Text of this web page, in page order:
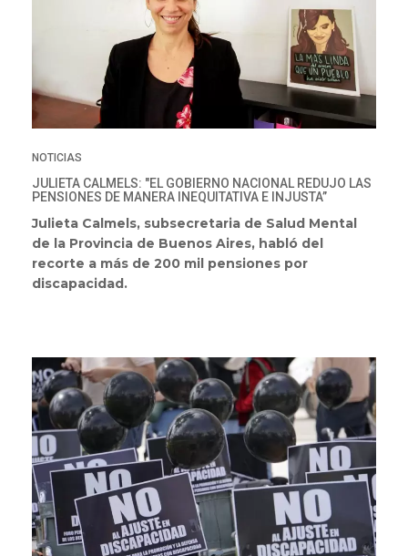
NOTICIAS
JULIETA CALMELS: "EL GOBIERNO NACIONAL REDUJO LAS
PENSIONES DE MANERA INEQUITATIVA E INJUSTA”
Julieta Calmels, subsecretaria de Salud Mental
de la Provincia de Buenos Aires, habló del
recorte a más de 200 mil pensiones por
discapacidad.